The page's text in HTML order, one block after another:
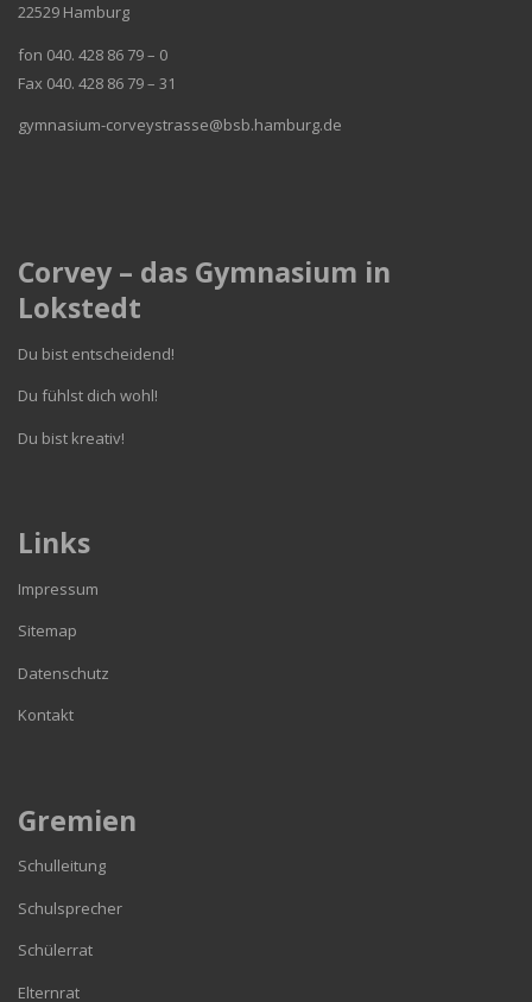
22529 Hamburg
fon 040. 428 86 79 – 0
Fax 040. 428 86 79 – 31
gymnasium-corveystrasse@bsb.hamburg.de
Corvey – das Gymnasium in
Lokstedt
Du bist entscheidend!
Du fühlst dich wohl!
Du bist kreativ!
Links
Impressum
Sitemap
Datenschutz
Kontakt
Gremien
Schulleitung
Schulsprecher
Schülerrat
Elternrat